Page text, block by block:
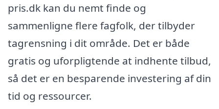
pris.dk kan du nemt finde og
sammenligne flere fagfolk, der tilbyder
tagrensning i dit område. Det er både
gratis og uforpligtende at indhente tilbud,
så det er en besparende investering af din
tid og ressourcer.